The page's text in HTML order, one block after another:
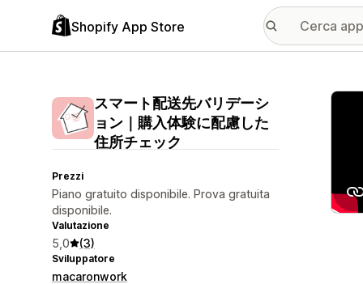
Shopify App Store
スマート配送先バリデーシ
ョン｜購入体験に配慮した
住所チェック
Prezzi
Piano gratuito disponibile. Prova gratuita
disponibile.
Valutazione
5,0 (3)
Sviluppatore
macaronwork